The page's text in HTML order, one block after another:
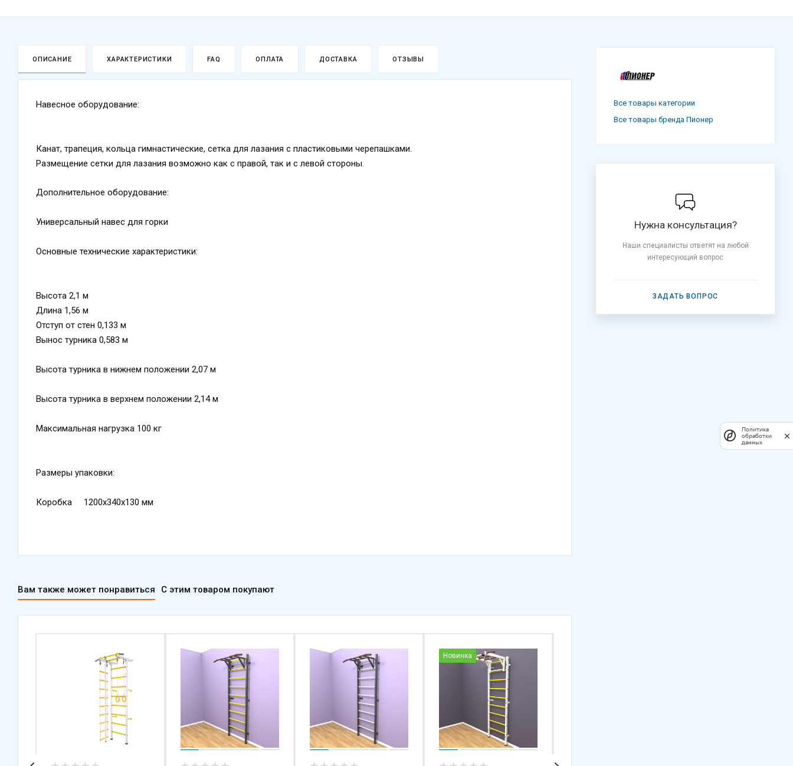
ОПИСАНИЕ ХАРАКТЕРИСТИКИ FAQ ОПЛАТА ДОСТАВКА ОТЗЫВЫ
Навесное оборудование:
Канат, трапеция, кольца гимнастические, сетка для лазания с пластиковыми черепашками.
Размещение сетки для лазания возможно как с правой, так и с левой стороны.
Дополнительное оборудование:
Универсальный навес для горки
Основные технические характеристики:
Высота 2,1 м
Длина 1,56 м
Отступ от стен 0,133 м
Вынос турника 0,583 м
Высота турника в нижнем положении 2,07 м
Высота турника в верхнем положении 2,14 м
Максимальная нагрузка 100 кг
Размеры упаковки:
Коробка 1200х340х130 мм
Вам также может понравиться С этим товаром покупают
Новинка
Все товары категории
Все товары бренда Пионер
Нужна консультация?
Наши специалисты ответят на любой
интересующий вопрос
ЗАДАТЬ ВОПРОС
Политика
обработки
данных